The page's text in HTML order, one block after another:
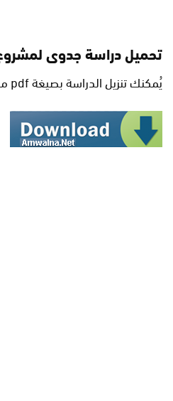
تحميل دراسة جدوى
يُمكنك تنزيل الدراسة بصيغة pdf من هنا: